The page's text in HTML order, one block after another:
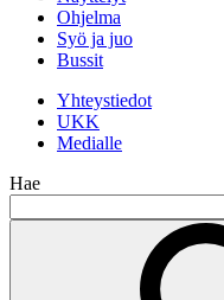
Ohjelma
Syö ja juo
Bussit
Yhteystiedot
UKK
Medialle
Hae